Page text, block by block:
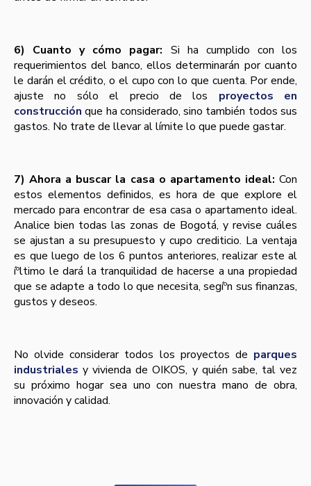
6) Cuanto y cómo pagar: Si ha cumplido con los
requerimientos del banco, ellos determinarán por cuanto
le darán el crédito, o el cupo con lo que cuenta. Por ende,
ajuste no sólo el precio de los proyectos en
construcción que ha considerado, sino también todos sus
gastos. No trate de llevar al lí­mite lo que puede gastar.
7) Ahora a buscar la casa o apartamento ideal: Con
estos elementos definidos, es hora de que explore el
mercado para encontrar de esa casa o apartamento ideal.
Analice bien todas las zonas de Bogotá, y revise cuáles
se ajustan a su presupuesto y cupo crediticio. La ventaja
es que luego de los 6 puntos anteriores, realizar este al
íºltimo le dará la tranquilidad de hacerse a una propiedad
que se adapte a todo lo que necesita, segíºn sus finanzas,
gustos y deseos.
No olvide considerar todos los proyectos de parques
industriales y vivienda de OIKOS, y quién sabe, tal vez
su próximo hogar sea uno con nuestra mano de obra,
innovación y calidad.